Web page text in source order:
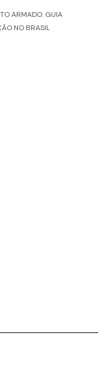
ARMADO: GUIA
NO BRASIL